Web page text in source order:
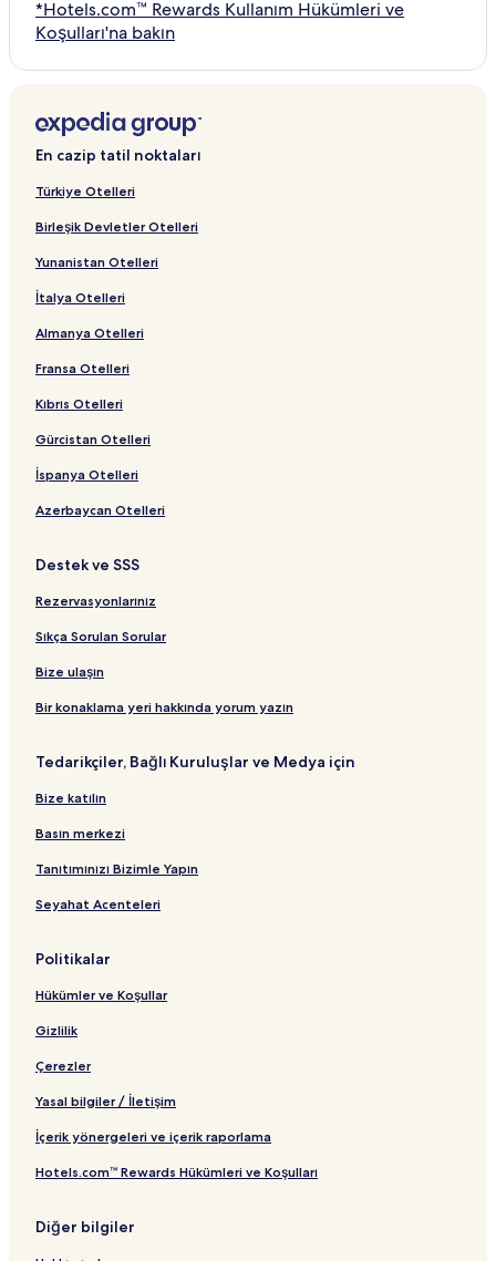
*Hotels.com™ Rewards Kullanım Hükümleri ve
Koşulları'na bakın
En cazip tatil noktaları
Türkiye Otelleri
Birleşik Devletler Otelleri
Yunanistan Otelleri
İtalya Otelleri
Almanya Otelleri
Fransa Otelleri
Kıbrıs Otelleri
Gürcistan Otelleri
İspanya Otelleri
Azerbaycan Otelleri
Destek ve SSS
Rezervasyonlarınız
Sıkça Sorulan Sorular
Bize ulaşın
Bir konaklama yeri hakkında yorum yazın
Tedarikçiler, Bağlı Kuruluşlar ve Medya için
Bize katılın
Basın merkezi
Tanıtımınızı Bizimle Yapın
Seyahat Acenteleri
Politikalar
Hükümler ve Koşullar
Gizlilik
Çerezler
Yasal bilgiler / İletişim
İçerik yönergeleri ve içerik raporlama
Hotels.com™ Rewards Hükümleri ve Koşulları
Diğer bilgiler